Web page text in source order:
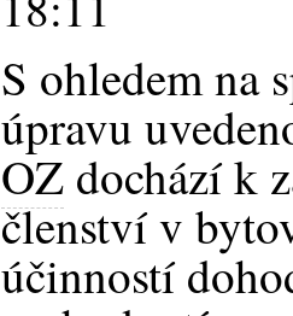
S ohledem na
úpravu
OZ dochází k
členství v
účinností